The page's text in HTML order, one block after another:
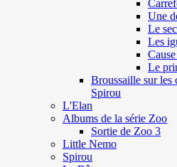
Une
Le
Les
Le
Broussaille sur les
Spirou
L'Elan
Albums de la série Zoo
Sortie de Zoo 3
Little Nemo
Spirou